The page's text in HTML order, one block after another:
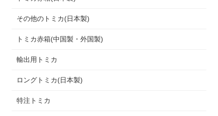
その他のトミカ(日本製)
トミカ赤箱(中国製・外国製)
輸出用トミカ
ロングトミカ(日本製)
特注トミカ